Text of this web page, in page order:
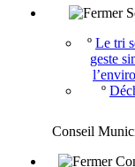
º Le tri
geste
º
Conseil